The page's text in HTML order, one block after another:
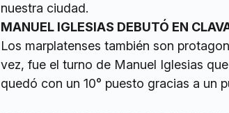
nuestra ciudad.
MANUEL IGLESIAS DEBUTÓ EN
Los marplatenses también son
vez, fue el turno de Manuel Iglesias
quedó con un 10° puesto gracias a un